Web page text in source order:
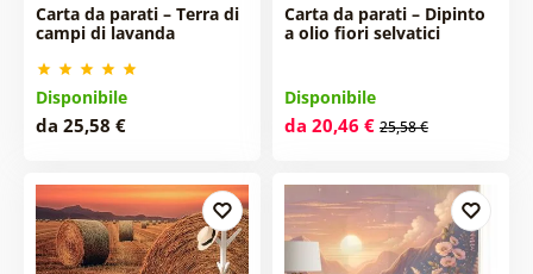
Carta da parati – Terra di
campi di lavanda
Disponibile
da 25,58 €
Carta da parati – Dipinto
a olio fiori selvatici
Disponibile
da 20,46 € 25,58 €